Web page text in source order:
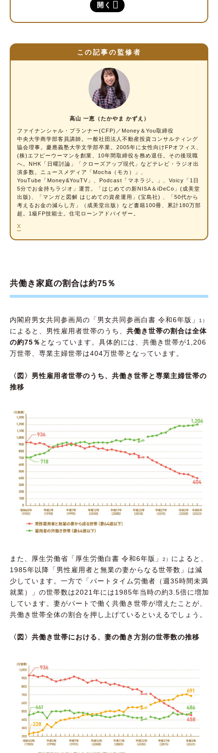
開く
年金の受給額が増える
リスクを分散できる
働けない期間の支援制度がある
社会とのつながりを持てる
夫婦の理解度が深まる
共働き家庭の夫婦円満のコツ
感謝を伝える
話す習慣をつける
互いの仕事を尊重する
2人とも何もしない日をつくる
共働きの家事時短テク
円満な共働きに大切なのは “話しあい”
この記事の監修者
高山 一恵（たかやま かずえ）
ファイナンシャル・プランナー(CFP)／Money＆You取締役
中央大学商学部客員講師。一般社団法人不動産投資コンサルティング
協会理事。慶應義塾大学文学部卒業。2005年に女性向けFPオフィス、
(株)エフピーウーマンを創業、10年間取締役を務め退任。その後現職
へ。NHK「日曜討論」「クローズアップ現代」などテレビ・ラジオ出
演多数。ニュースメディア「Mocha（モカ）」、
YouTube「Money&YouTV」、Podcast「マネラジ。」、Voicy「1日
5分でお金持ちラジオ」運営。「はじめての新NISA＆iDeCo」(成美堂
出版)、「マンガと図解 はじめての資産運用」(宝島社) 、「50代から
考えるお金の減らし方」（成美堂出版）など書籍100冊、累計180万部
超。1級FP技能士。住宅ローンアドバイザー。
X
共働き家庭の割合は約75％
内閣府男女共同参画局の「男女共同参画白書 令和6年版」 1）
によると、男性雇用者世帯のうち、 共働き世帯の割合は全体
の約75％ となっています。具体的には、共働き世帯が1,206
万世帯、専業主婦世帯は404万世帯となっています。
〈図〉男性雇用者世帯のうち、共働き世帯と専業主婦世帯の
推移
また、厚生労働省「厚生労働白書 令和6年版」 2） によると、
1985年以降「男性雇用者と無業の妻からなる世帯数」は減
少しています。一方で「パートタイム労働者（週35時間未満
就業）」の世帯数は2021年には1985年当時の約3.5倍に増加
しています。妻がパートで働く共働き世帯が増えたことが、
共働き世帯全体の割合を押し上げているといえるでしょう。
〈図〉共働き世帯における、妻の働き方別の世帯数の推移